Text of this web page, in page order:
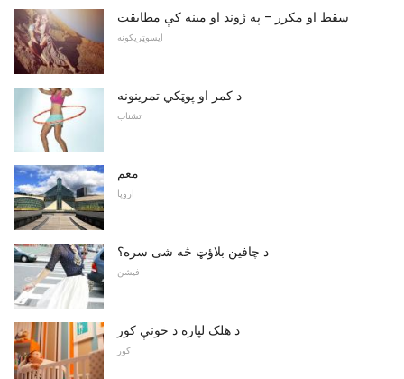
سقط او مکرر - په ژوند او مینه کې مطابقت
ايسوټريکونه
د کمر او پوټکي تمرینونه
تشناب
معم
اروپا
د چافین بلاؤټ څه شی سره؟
فیشن
د هلک لپاره د خونې کور
کور